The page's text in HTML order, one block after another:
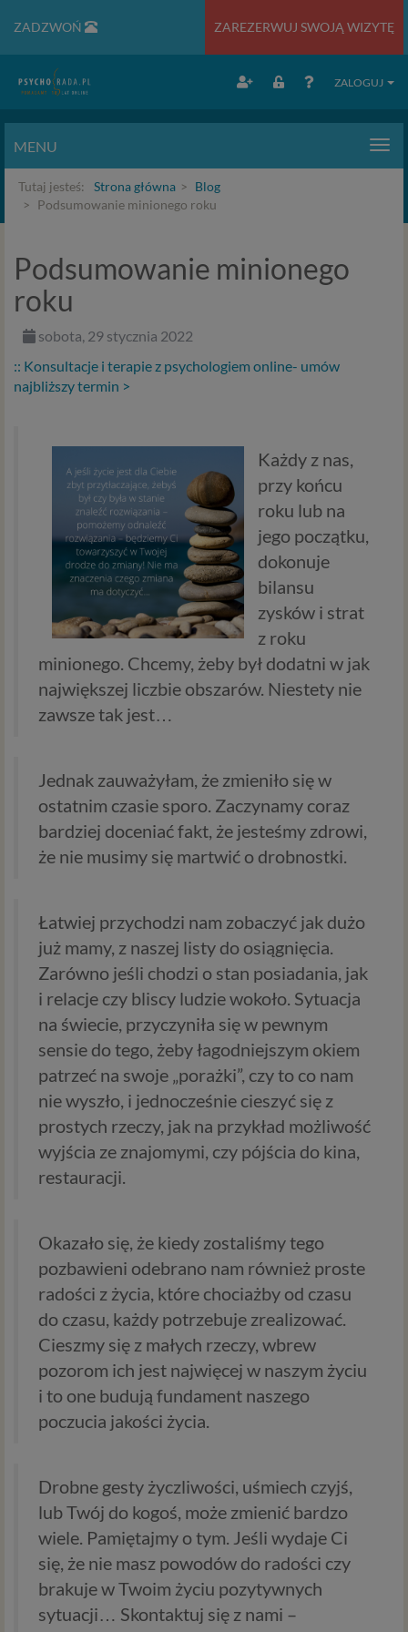
ZADZWOŃ ZAREZERWUJ SWOJĄ WIZYTĘ
ZALOGUJ
MENU
Tutaj jesteś: Strona główna
Blog
Podsumowanie minionego roku
Podsumowanie minionego
roku
sobota, 29 stycznia 2022
:: Konsultacje i terapie z psychologiem online- umów
najbliższy termin >
Każdy z nas,
przy końcu
roku lub na
jego początku,
dokonuje
bilansu
zysków i strat
z roku
minionego. Chcemy, żeby był dodatni w jak
największej liczbie obszarów. Niestety nie
zawsze tak jest…
Jednak zauważyłam, że zmieniło się w
ostatnim czasie sporo. Zaczynamy coraz
bardziej doceniać fakt, że jesteśmy zdrowi,
że nie musimy się martwić o drobnostki.
Łatwiej przychodzi nam zobaczyć jak dużo
już mamy, z naszej listy do osiągnięcia.
Zarówno jeśli chodzi o stan posiadania, jak
i relacje czy bliscy ludzie wokoło. Sytuacja
na świecie, przyczyniła się w pewnym
sensie do tego, żeby łagodniejszym okiem
patrzeć na swoje „porażki”, czy to co nam
nie wyszło, i jednocześnie cieszyć się z
prostych rzeczy, jak na przykład możliwość
wyjścia ze znajomymi, czy pójścia do kina,
restauracji.
Okazało się, że kiedy zostaliśmy tego
pozbawieni odebrano nam również proste
radości z życia, które chociażby od czasu
do czasu, każdy potrzebuje zrealizować.
Cieszmy się z małych rzeczy, wbrew
pozorom ich jest najwięcej w naszym życiu
i to one budują fundament naszego
poczucia jakości życia.
Drobne gesty życzliwości, uśmiech czyjś,
lub Twój do kogoś, może zmienić bardzo
wiele. Pamiętajmy o tym. Jeśli wydaje Ci
się, że nie masz powodów do radości czy
brakuje w Twoim życiu pozytywnych
sytuacji… Skontaktuj się z nami –